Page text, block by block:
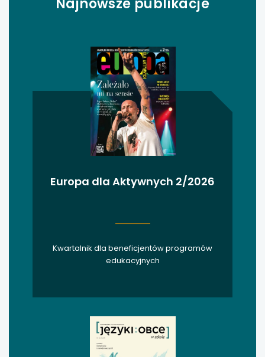
uwaga, link otwiera się w nowej karcie
uwaga, link otwiera się w nowej karcie
uwaga, link otwiera się w nowej karcie
uwaga, link otwiera się w nowej karcie
uwaga, link otwiera się w nowej karcie
uwaga, link otwiera się w nowej karcie
uwaga, link otwiera się w nowej karcie
uwaga, link otwiera się w nowej karcie
uwaga, link otwiera się w nowej karcie
Najnowsze publikacje
Europa dla Aktywnych 2/2026
Kwartalnik dla beneficjentów programów
edukacyjnych